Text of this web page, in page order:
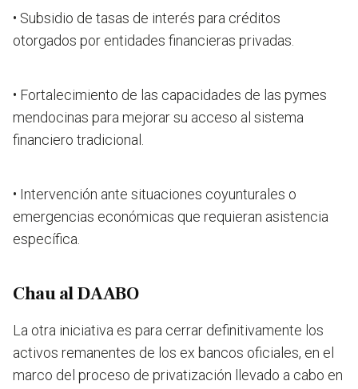
• Subsidio de tasas de interés para créditos
otorgados por entidades financieras privadas.
• Fortalecimiento de las capacidades de las pymes
mendocinas para mejorar su acceso al sistema
financiero tradicional.
• Intervención ante situaciones coyunturales o
emergencias económicas que requieran asistencia
específica.
Chau al DAABO
La otra iniciativa es para cerrar definitivamente los
activos remanentes de los ex bancos oficiales, en el
marco del proceso de privatización llevado a cabo en